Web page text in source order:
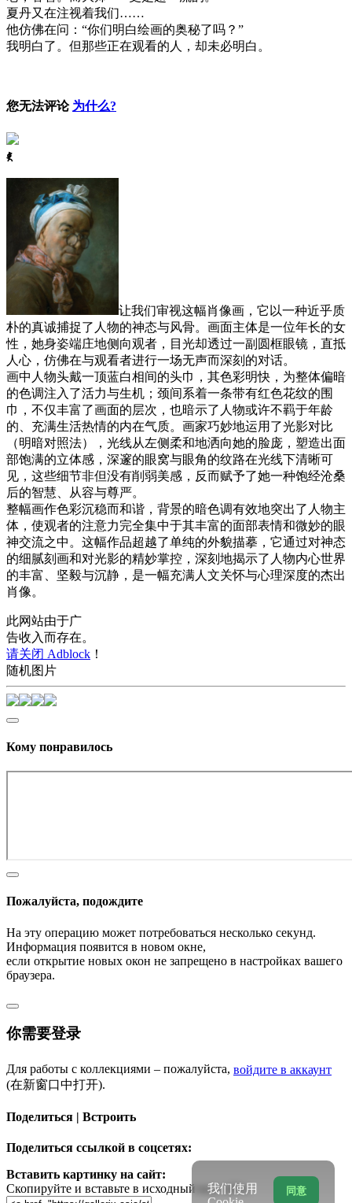
夏丹又在注视着我们……
他仿佛在问：“你们明白绘画的奥秘了吗？”
我明白了。但那些正在观看的人，却未必明白。
您无法评论 为什么?
ꈅ
让我们审视这幅肖像画，它以一种近乎质
朴的真诚捕捉了人物的神态与风骨。画面主体是一位年长的女
性，她身姿端庄地侧向观者，目光却透过一副圆框眼镜，直抵
人心，仿佛在与观看者进行一场无声而深刻的对话。
画中人物头戴一顶蓝白相间的头巾，其色彩明快，为整体偏暗
的色调注入了活力与生机；颈间系着一条带有红色花纹的围
巾，不仅丰富了画面的层次，也暗示了人物或许不羁于年龄
的、充满生活热情的内在气质。画家巧妙地运用了光影对比
（明暗对照法），光线从左侧柔和地洒向她的脸庞，塑造出面
部饱满的立体感，深邃的眼窝与眼角的纹路在光线下清晰可
见，这些细节非但没有削弱美感，反而赋予了她一种饱经沧桑
后的智慧、从容与尊严。
整幅画作色彩沉稳而和谐，背景的暗色调有效地突出了人物主
体，使观者的注意力完全集中于其丰富的面部表情和微妙的眼
神交流之中。这幅作品超越了单纯的外貌描摹，它通过对神态
的细腻刻画和对光影的精妙掌控，深刻地揭示了人物内心世界
的丰富、坚毅与沉静，是一幅充满人文关怀与心理深度的杰出
肖像。
此网站由于广
告收入而存在。
请关闭 Adblock ！
随机图片
Кому понравилось
Пожалуйста, подождите
На эту операцию может потребоваться несколько секунд.
Информация появится в новом окне,
если открытие новых окон не запрещено в настройках вашего
браузера.
你需要登录
Для работы с коллекциями – пожалуйста, войдите в аккаунт
(在新窗口中打开).
Поделиться | Встроить
Поделиться ссылкой в соцсетях:
Вставить картинку на сайт:
Скопируйте и вставьте в исходный код сайта
同意
我们使用